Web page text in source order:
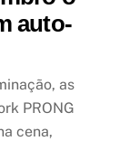
auto-
as
PRONG
cena,